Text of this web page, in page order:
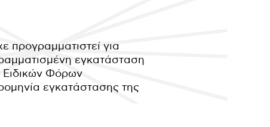
προγραμματιστεί για
εγκατάσταση
Φόρων
εγκατάστασης της